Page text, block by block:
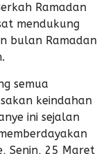
Ramadan
mendukung
bulan Ramadan
semua
keindahan
ini sejalan
Senin, 25 Maret